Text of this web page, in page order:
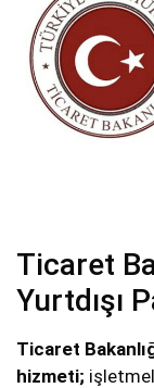
Ticaret
Yurtdışı
Ticaret
hizmeti;